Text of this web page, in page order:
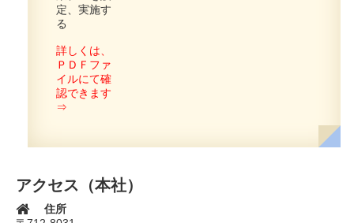
定、実施す
る
詳しくは、
ＰＤＦファ
イルにて確
認できます
⇒
アクセス（本社）
住所